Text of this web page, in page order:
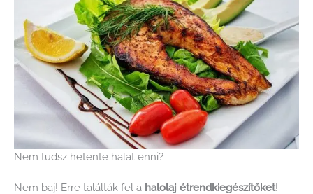
Nem tudsz hetente halat enni?
Nem baj! Erre találták fel a halolaj étrendkiegészítőket!